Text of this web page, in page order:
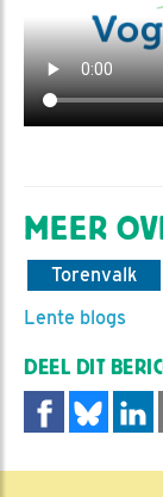
MEER
Torenvalk
Lente blogs
DEEL DIT